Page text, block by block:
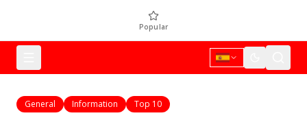
Popular
General Information Top 10